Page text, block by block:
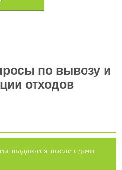
по вывозу и
отходов
выдаются после сдачи